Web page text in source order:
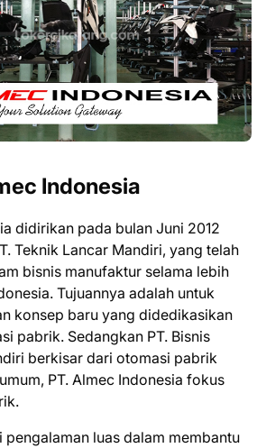
Indonesia
didirikan pada bulan Juni 2012
Teknik Lancar Mandiri, yang telah
bisnis manufaktur selama lebih
Tujuannya adalah untuk
konsep baru yang didedikasikan
pabrik. Sedangkan PT. Bisnis
berkisar dari otomasi pabrik
PT. Almec Indonesia fokus
pengalaman luas dalam membantu